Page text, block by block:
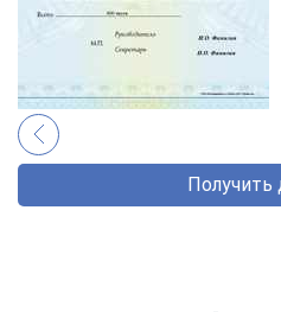
Получить